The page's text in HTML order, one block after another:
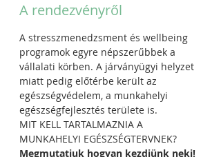
A rendezvényről
A stresszmenedzsment és wellbeing
programok egyre népszerűbbek a
vállalati körben. A járványügyi helyzet
miatt pedig előtérbe került az
egészségvédelem, a munkahelyi
egészségfejlesztés területe is.
MIT KELL TARTALMAZNIA A
MUNKAHELYI EGÉSZSÉGTERVNEK?
Megmutatjuk hogyan kezdjünk neki!